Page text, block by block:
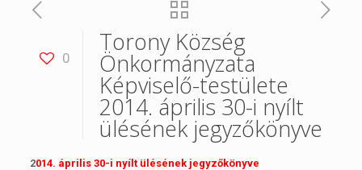
0
Torony Község
Önkormányzata
Képviselő-testülete
2014. április 30-i nyílt
ülésének jegyzőkönyve
2014. április 30-i nyílt ülésének jegyzőkönyve